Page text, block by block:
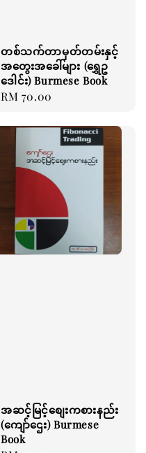
တစ်သက်တာမှတ်တမ်းနှင့်
အတွေးအခေါ်များ (ရွှေဥ
ဒေါင်း) Burmese Book
Regular
RM 70.00
အဆင့်မြင့်စျေးကစားနည်း
(ကျော်ဌေး) Burmese
Book